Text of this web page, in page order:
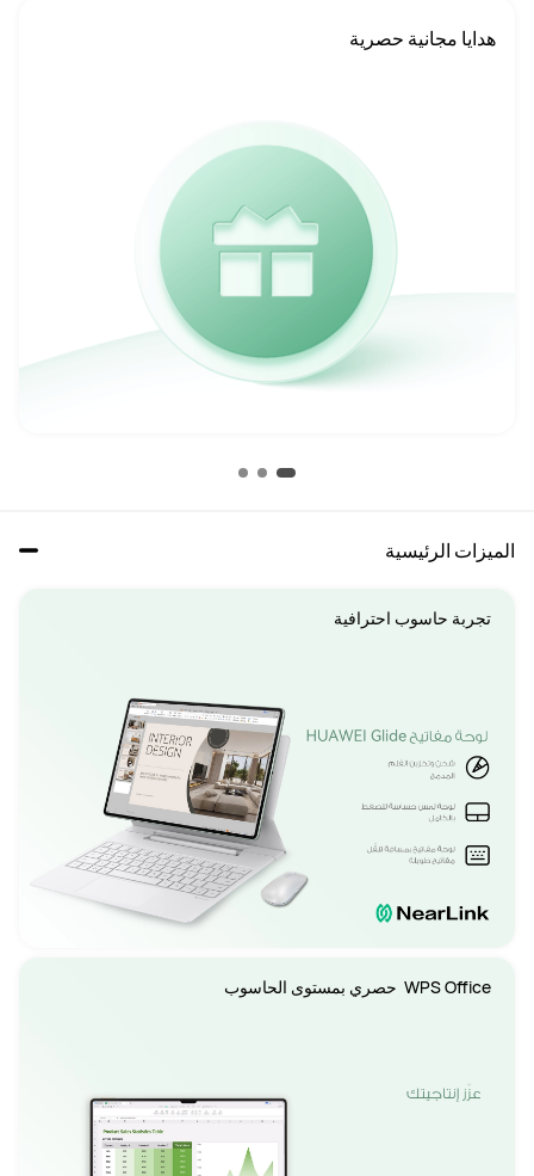
هدايا مجانية حصرية
الميزات الرئيسية
تجربة حاسوب احترافية
WPS Office  حصري بمستوى الحاسوب